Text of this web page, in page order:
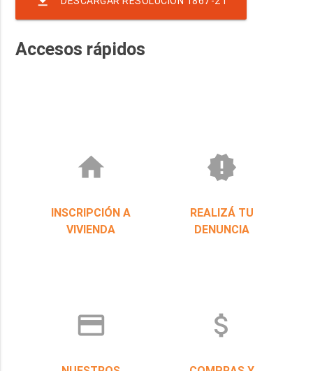
Accesos rápidos
home
INSCRIPCIÓN A
VIVIENDA
new_releases
REALIZÁ TU
DENUNCIA
credit_card attach_money